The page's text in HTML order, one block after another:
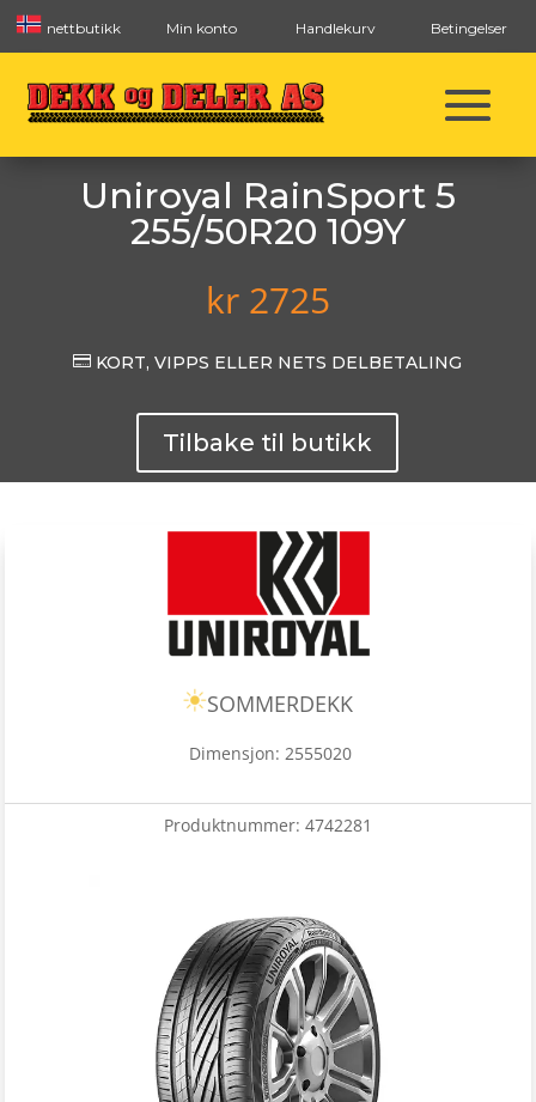
nettbutikk Min konto Handlekurv Betingelser
Uniroyal RainSport 5
255/50R20 109Y
kr2725
 KORT, VIPPS ELLER NETS DELBETALING
Tilbake til butikk
SOMMERDEKK
Dimensjon: 2555020
Produktnummer: 4742281